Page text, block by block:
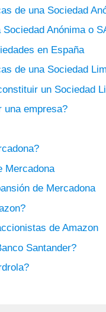
de una Sociedad
Sociedad Anónima o
en España
de una Sociedad
un Sociedad
una empresa?
Mercadona
de Mercadona
de Amazon
Santander?